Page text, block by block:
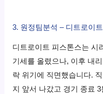
3. 원정팀분석 – 디트로이
디트로이트 피스톤스는 시
기세를 올렸으나, 이후 내
락 위기에 직면했습니다.
지 앞서 나갔고 경기 종료